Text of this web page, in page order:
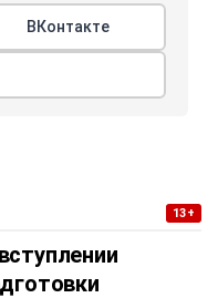
ВКонтакте
13+